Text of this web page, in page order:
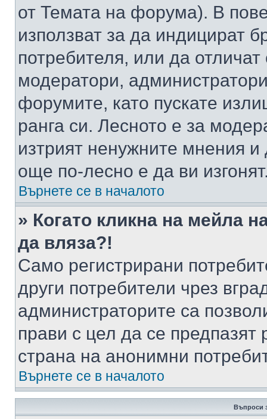
от Темата на форума). В
използват за да индицират
потребителя, или да
модератори,
форумите, като пускате
ранга си. Лесното е за
изтрият ненужните мнения
още по-лесно е да ви
Върнете се в началото
» Когато кликна на мейла
да вляза?!
Само регистрирани
други потребители чрез
администраторите са
прави с цел да се предпазят
страна на анонимни
Върнете се в началото
Въпроси